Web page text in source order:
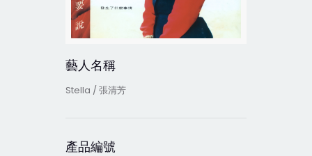
藝人名稱
Stella / 張清芳
產品編號